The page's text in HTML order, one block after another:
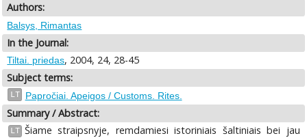
Authors:
Balsys, Rimantas
In the Journal:
Tiltai. priedas, 2004, 24, 28-45
Subject terms:
LT Papročiai. Apeigos / Customs. Rites.
Summary / Abstract:
LT Šiame straipsnyje, remdamiesi istoriniais šaltiniais bei jau